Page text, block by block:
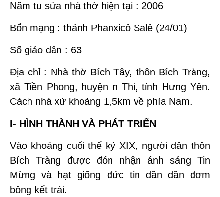
Năm tu sửa nhà thờ hiện tại : 2006
Bổn mạng : thánh Phanxicô Salê (24/01)
Số giáo dân : 63
Địa chỉ : Nhà thờ Bích Tây, thôn Bích Tràng,
xã Tiền Phong, huyện n Thi, tỉnh Hưng Yên.
Cách nhà xứ khoảng 1,5km về phía Nam.
I- HÌNH THÀNH VÀ PHÁT TRIỂN
Vào khoảng cuối thế kỷ XIX, người dân thôn
Bích Tràng được đón nhận ánh sáng Tin
Mừng và hạt giống đức tin dần dần đơm
bông kết trái.